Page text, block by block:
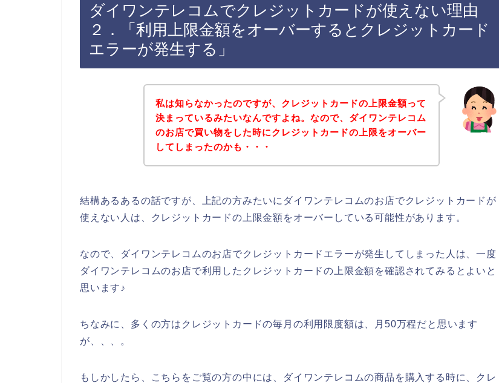
ダイワンテレコムでクレジットカードが使えない理由
２．「利用上限金額をオーバーするとクレジットカード
エラーが発生する」
私は知らなかったのですが、クレジットカードの上限金額って
決まっているみたいなんですよね。なので、ダイワンテレコム
のお店で買い物をした時にクレジットカードの上限をオーバー
してしまったのかも・・・
結構あるあるの話ですが、上記の方みたいにダイワンテレコムのお店でクレジットカードが
使えない人は、クレジットカードの上限金額をオーバーしている可能性があります。
なので、ダイワンテレコムのお店でクレジットカードエラーが発生してしまった人は、一度
ダイワンテレコムのお店で利用したクレジットカードの上限金額を確認されてみるとよいと
思います♪
ちなみに、多くの方はクレジットカードの毎月の利用限度額は、月50万程だと思います
が、、、。
もしかしたら、こちらをご覧の方の中には、ダイワンテレコムの商品を購入する時に、クレ